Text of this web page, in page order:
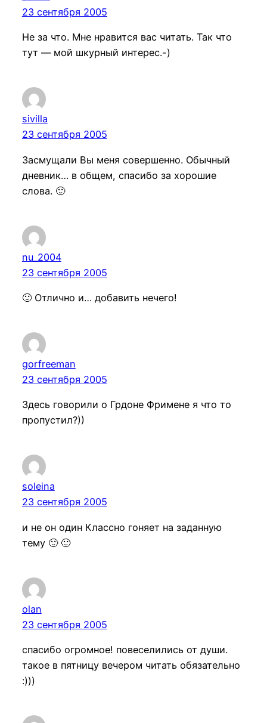
23 сентября 2005
Не за что. Мне нравится вас читать. Так что
тут — мой шкурный интерес.-)
sivilla
23 сентября 2005
Засмущали Вы меня совершенно. Обычный
дневник… в общем, спасибо за хорошие
слова. 🙂
nu_2004
23 сентября 2005
🙂 Отлично и… добавить нечего!
gorfreeman
23 сентября 2005
Здесь говорили о Грдоне Фримене я что то
пропустил?))
soleina
23 сентября 2005
и не он один Классно гоняет на заданную
тему 🙂 🙂
olan
23 сентября 2005
спасибо огромное! повеселились от души.
такое в пятницу вечером читать обязательно
:)))